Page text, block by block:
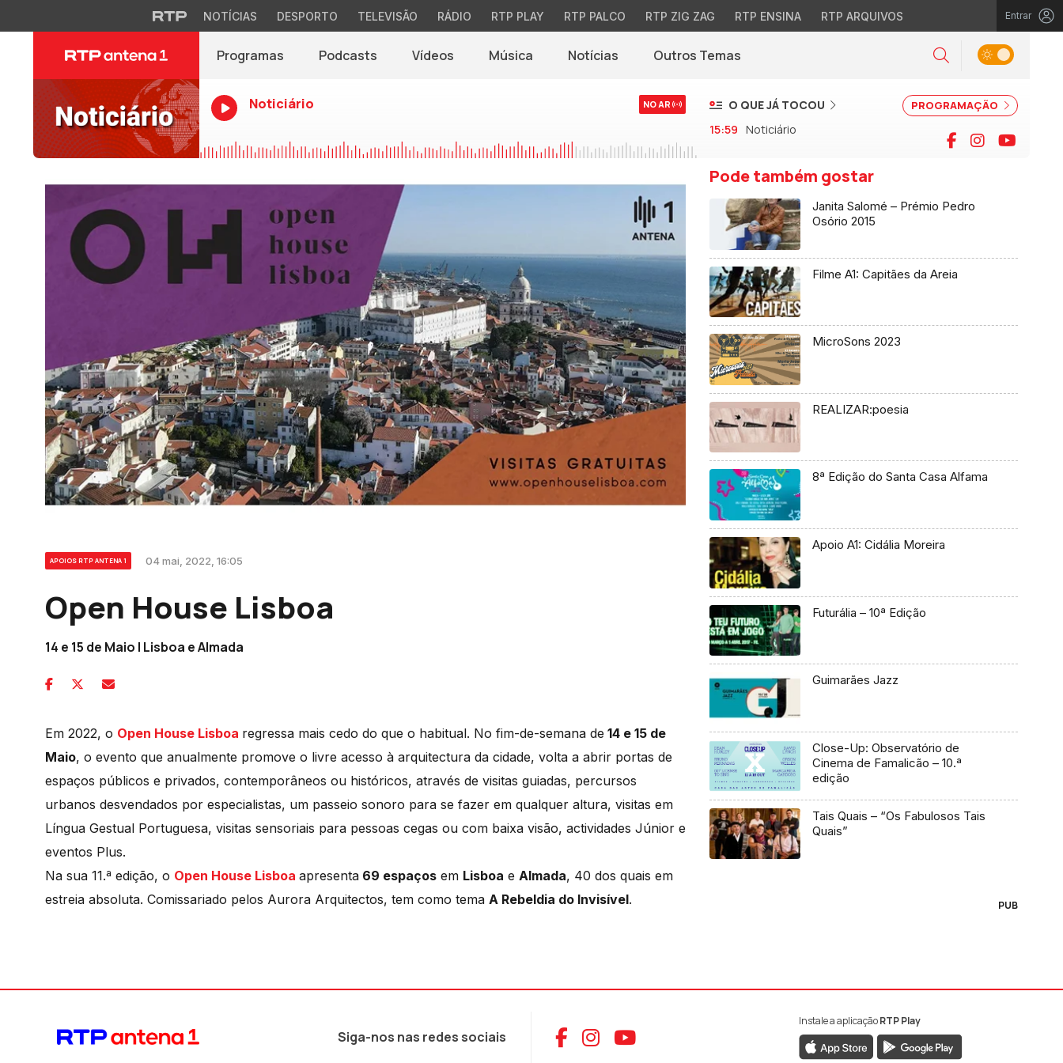
NOTÍCIAS DESPORTO TELEVISÃO RÁDIO RTP PLAY RTP PALCO RTP ZIG ZAG RTP ENSINA RTP ARQUIVOS Entrar
Programas Podcasts Vídeos Música Notícias(abre em nova janela)
Outros Temas Pesquisar
Alternar tema
Noticiário NO AR PROGRAMAÇÃO
O QUE JÁ TOCOU
15:59 Noticiário Facebook
Instagram
APOIOS RTP ANTENA 1 04 mai, 2022, 16:05
Open House Lisboa
14 e 15 de Maio | Lisboa e Almada
Em 2022, o Open House Lisboa regressa mais cedo do que o habitual. No fim-de-semana de 14 e 15 de
Maio, o evento que anualmente promove o livre acesso à arquitectura da cidade, volta a abrir portas de
espaços públicos e privados, contemporâneos ou históricos, através de visitas guiadas, percursos
urbanos desvendados por especialistas, um passeio sonoro para se fazer em qualquer altura, visitas em
Língua Gestual Portuguesa, visitas sensoriais para pessoas cegas ou com baixa visão, actividades Júnior e
eventos Plus.
Na sua 11.ª edição, o Open House Lisboa apresenta 69 espaços em Lisboa e Almada, 40 dos quais em
estreia absoluta. Comissariado pelos Aurora Arquitectos, tem como tema A Rebeldia do Invisível.
Pode também gostar
Janita Salomé – Prémio Pedro
Osório 2015
Filme A1: Capitães da Areia
MicroSons 2023
REALIZAR:poesia
8ª Edição do Santa Casa Alfama
Apoio A1: Cidália Moreira
Futurália – 10ª Edição
Guimarães Jazz
Close-Up: Observatório de
Cinema de Famalicão – 10.ª
edição
Tais Quais – “Os Fabulosos Tais
Quais”
PUB
Siga-nos nas redes sociais Aceder ao Facebook da RTP Antena 1
Aceder ao Instagram da RTP Antena 1
Aceder ao YouTube da RTP Antena 1
Instale a aplicaçãoRTP Play